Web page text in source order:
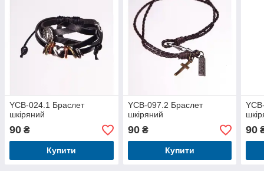
YCB-024.1 Браслет
шкіряний
90 ₴
Купити
YCB-097.2 Браслет
шкіряний
90₴
Купити
90